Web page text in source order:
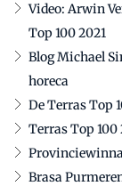
Video: Arwin
Top 100 2021
Blog Michael
horeca
De Terras Top
Terras Top
Brasa